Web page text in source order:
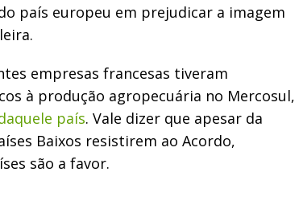
país europeu em prejudicar a imagem
empresas francesas tiveram
à produção agropecuária no Mercosul,
país. Vale dizer que apesar da
Baixos resistirem ao Acordo,
são a favor.